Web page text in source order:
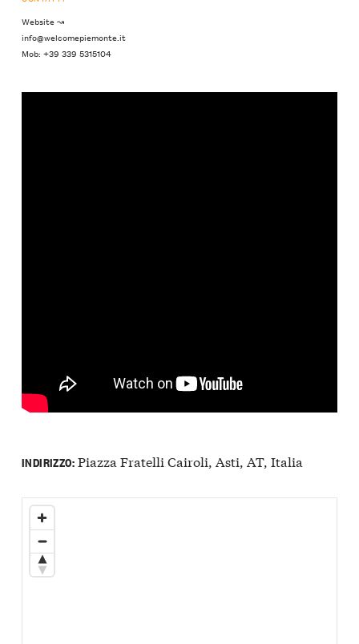
Website ↝
info@welcomepiemonte.it
Mob: +39 339 5315104
INDIRIZZO:Piazza Fratelli Cairoli, Asti, AT, Italia